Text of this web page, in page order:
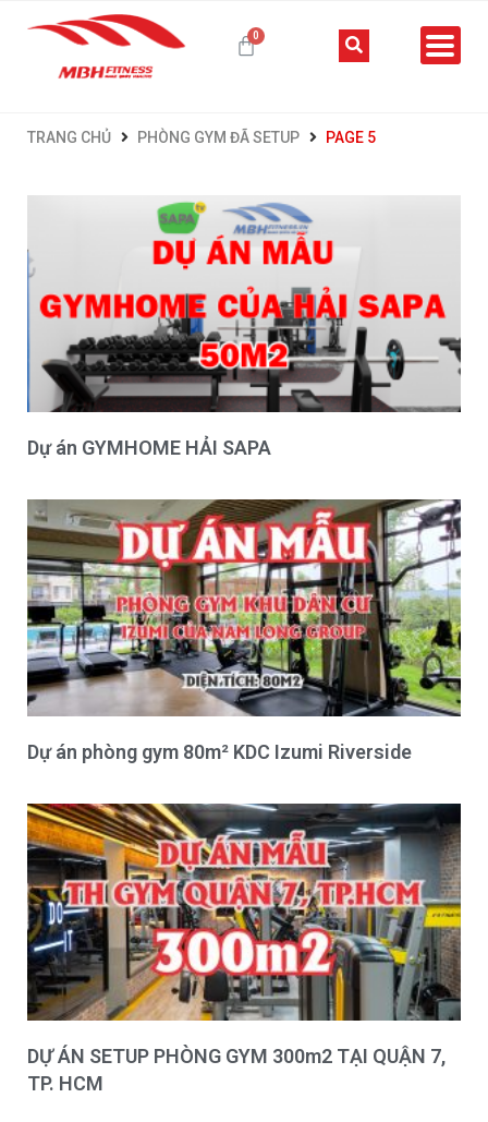
TRANG CHỦ PHÒNG GYM ĐÃ SETUP PAGE 5
Dự án GYMHOME HẢI SAPA
Dự án phòng gym 80m² KDC Izumi Riverside
DỰ ÁN SETUP PHÒNG GYM 300m2 TẠI QUẬN 7,
TP. HCM